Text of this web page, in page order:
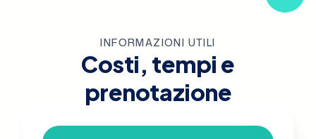
INFORMAZIONI UTILI
Costi, tempi e
prenotazione